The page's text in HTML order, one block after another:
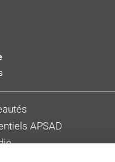
APSAD